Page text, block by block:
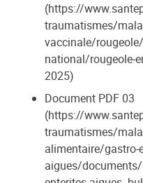
(https://
traumatismes/
vaccinale/
national/rougeole-
2025)
Document PDF 03
(https://
traumatismes/
alimentaire/gastro-
aigues/